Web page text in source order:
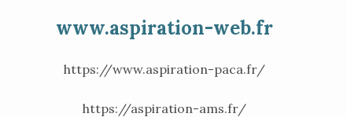
www.aspiration-web.fr
https://www.aspiration-paca.fr/
https://aspiration-ams.fr/